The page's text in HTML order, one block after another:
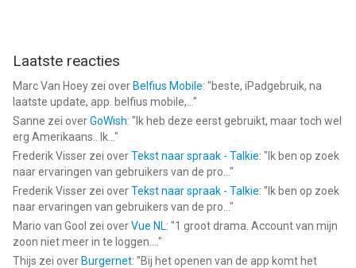
Laatste reacties
Marc Van Hoey zei over Belfius Mobile: "beste, iPadgebruik, na
laatste update, app. belfius mobile,... "
Sanne zei overGoWish: " Ik heb deze eerst gebruikt, maar toch wel
erg Amerikaans.. Ik... "
Frederik Visser zei overTekst naar spraak - Talkie: " Ik ben op zoek
naar ervaringen van gebruikers van de pro... "
Frederik Visser zei overTekst naar spraak - Talkie: " Ik ben op zoek
naar ervaringen van gebruikers van de pro... "
Mario van Gool zei overVue NL: "1 groot drama. Account van mijn
zoon niet meer in te loggen.... "
Thijs zei over Burgernet: "Bij het openen van de app komt het